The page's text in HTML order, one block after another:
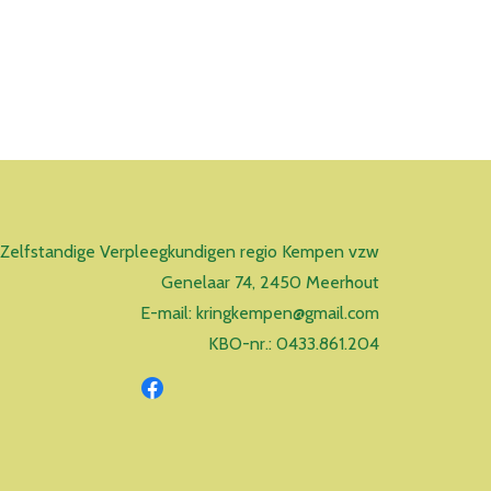
Verpleegkundigen regio Kempen vzw
Genelaar 74, 2450 Meerhout
E-mail: kringkempen@gmail.com
KBO-nr.: 0433.861.204